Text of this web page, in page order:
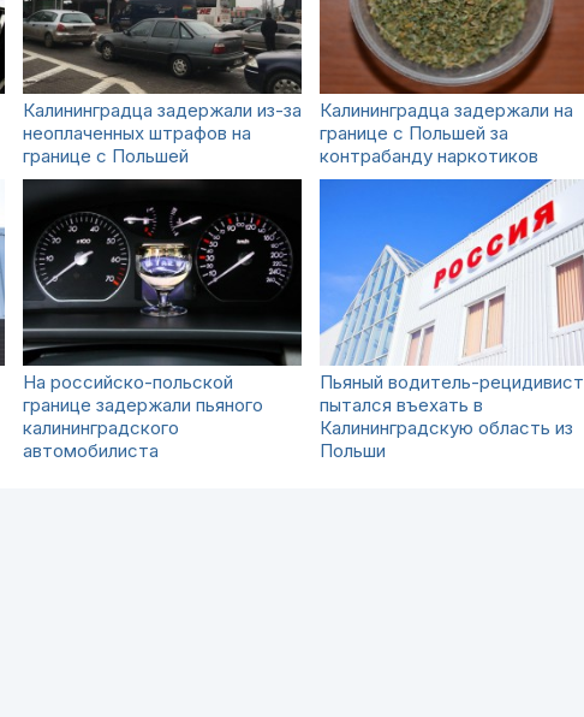
Калининградца задержали из-за
неоплаченных штрафов на
границе с Польшей
Калининградца задержали на
границе с Польшей за
контрабанду наркотиков
На российско-польской
границе задержали пьяного
калининградского
автомобилиста
Пьяный водитель-рецидивист
пытался въехать в
Калининградскую область из
Польши